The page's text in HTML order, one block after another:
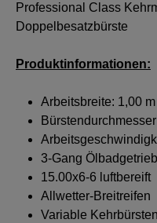
Professional Class
Doppelbesatzbürste
Produktinformationen:
Arbeitsbreite: 1,00 m
3-Gang
15.00x6-6 luftbereift
Allwetter-Breitreifen
Variable